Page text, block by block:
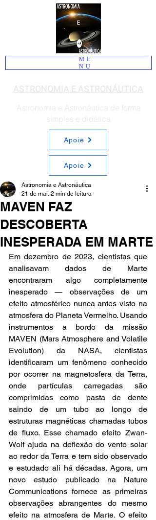
ASTRONOMIA E ASTRONÁUTICA
ME
NU
Astronomia e Astronáutica de forma
simples e didática
Apoie
Apoie
MAVEN FAZ
DESCOBERTA
INESPERADA EM MARTE
Astronomia e Astronáutica
21 de mai. 2 min de leitura
Em dezembro de 2023, cientistas que
analisavam dados de Marte
encontraram algo completamente
inesperado — observações de um
efeito atmosférico nunca antes visto na
atmosfera do Planeta Vermelho. Usando
instrumentos a bordo da missão
MAVEN (Mars Atmosphere and Volatile
Evolution) da NASA, cientistas
identificaram um fenômeno conhecido
por ocorrer na magnetosfera da Terra,
onde partículas carregadas são
comprimidas como pasta de dente
saindo de um tubo ao longo de
estruturas magnéticas chamadas tubos
de fluxo. Esse chamado efeito Zwan-
Wolf ajuda na deflexão do vento solar
ao redor da Terra e tem sido observado
e estudado ali há décadas. Agora, um
novo estudo publicado na Nature
Communications fornece as primeiras
observações abrangentes do mesmo
efeito na atmosfera de Marte. O efeito